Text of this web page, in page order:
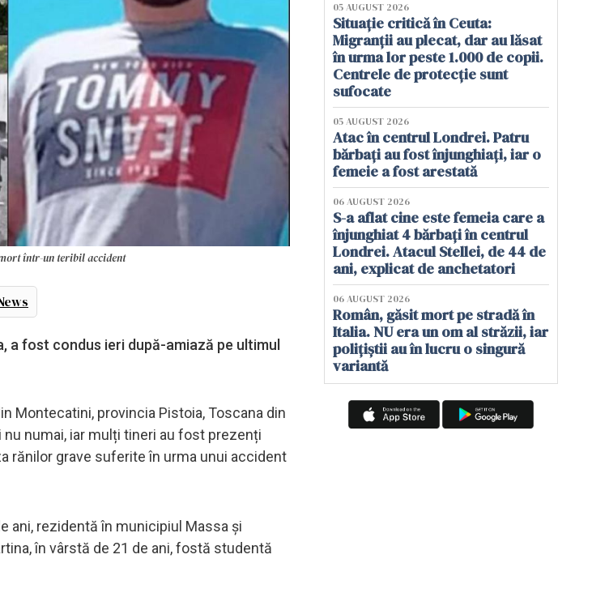
într-un teribil accident
fost condus ieri după-amiază pe ultimul
Montecatini, provincia Pistoia, Toscana din
numai, iar mulți tineri au fost prezenți
rănilor grave suferite în urma unui accident
ani, rezidentă în municipiul Massa și
în vârstă de 21 de ani, fostă studentă
05 AUGUST 2026
Situație critică în Ceuta:
Migranții au plecat, dar au lăsat
în urma lor peste 1.000 de copii.
Centrele de protecție sunt
sufocate
05 AUGUST 2026
Atac în centrul Londrei. Patru
bărbați au fost înjunghiați, iar o
femeie a fost arestată
06 AUGUST 2026
S-a aflat cine este femeia care a
înjunghiat 4 bărbați în centrul
Londrei. Atacul Stellei, de 44 de
ani, explicat de anchetatori
06 AUGUST 2026
Român, găsit mort pe stradă în
Italia. NU era un om al străzii, iar
polițiștii au în lucru o singură
variantă